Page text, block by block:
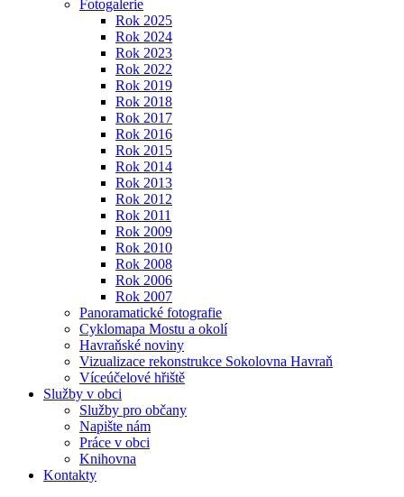
Fotogalerie
Rok 2025
Rok 2024
Rok 2023
Rok 2022
Rok 2019
Rok 2018
Rok 2017
Rok 2016
Rok 2015
Rok 2014
Rok 2013
Rok 2012
Rok 2011
Rok 2009
Rok 2010
Rok 2008
Rok 2006
Rok 2007
Panoramatické fotografie
Cyklomapa Mostu a okolí
Havraňské noviny
Vizualizace rekonstrukce Sokolovna Havraň
Víceúčelové hřiště
Služby v obci
Služby pro občany
Napište nám
Práce v obci
Knihovna
Kontakty